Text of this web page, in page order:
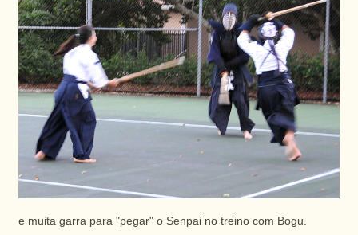
e muita garra para "pegar" o Senpai no treino com Bogu.